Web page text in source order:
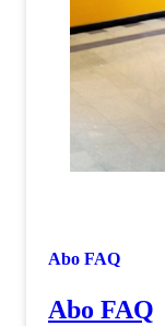
Abo FAQ
Abo FAQ